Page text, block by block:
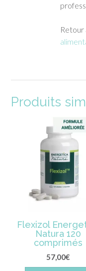
Retour
Produits
Flexizol
Natura 120
comprimés
57,00€